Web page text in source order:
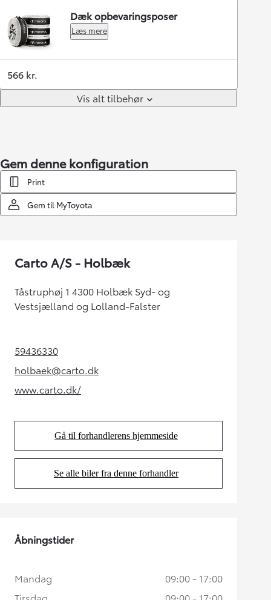
Dæk opbevaringsposer
Læs mere
566 kr.
Vis alt tilbehør
Gem denne konfiguration
Print
Gem til MyToyota
Carto A/S - Holbæk
Tåstruphøj 1 4300 Holbæk Syd- og
Vestsjælland og Lolland-Falster
59436330(Opens in new tab)
holbaek@carto.dk
(Opens in new tab)
www.carto.dk/(Opens in new tab)
Gå til forhandlerens hjemmeside
(Opens in new tab)
Se alle biler fra denne forhandler
(Opens in new tab)
Åbningstider
Mandag
09:00 - 17:00